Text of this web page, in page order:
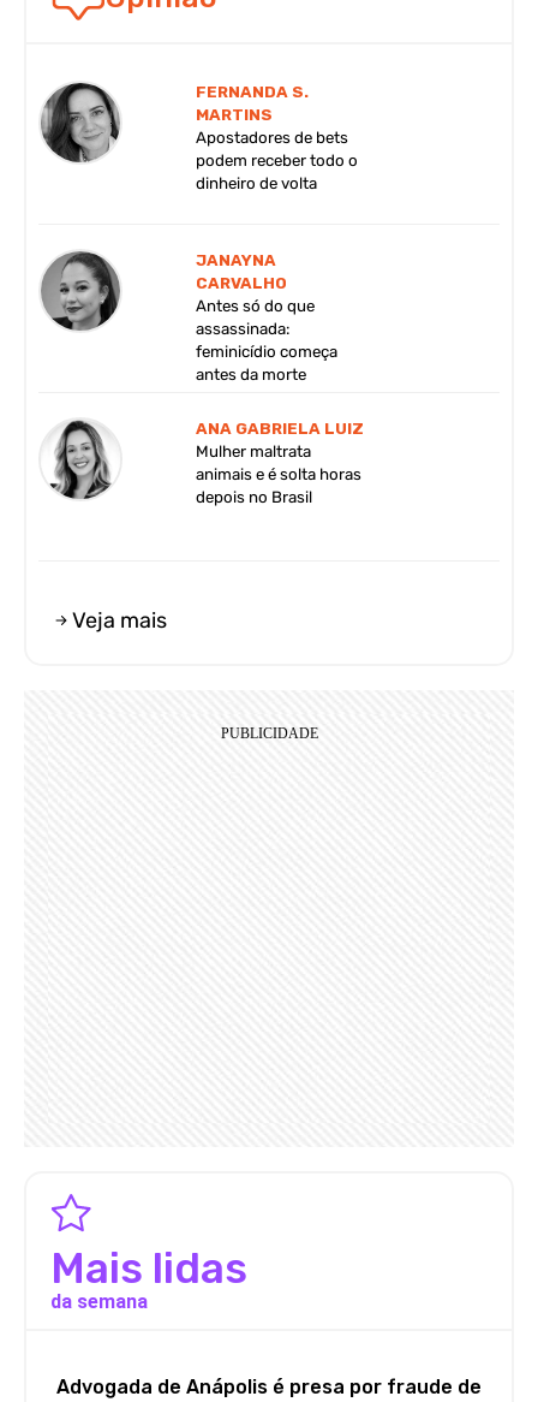
FERNANDA S.
MARTINS
Apostadores de bets
podem receber todo o
dinheiro de volta
JANAYNA
CARVALHO
Antes só do que
assassinada:
feminicídio começa
antes da morte
ANA GABRIELA LUIZ
Mulher maltrata
animais e é solta horas
depois no Brasil
Veja mais
Mais lidas
da semana
Advogada de Anápolis é presa por fraude de